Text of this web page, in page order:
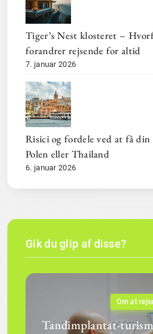
Tiger’s Nest klosteret –
forandrer rejsende for altid
7. januar 2026
Risici og fordele ved at få
Polen eller Thailand
6. januar 2026
Gik du glip af disse?
Om at
Tandimplantat-